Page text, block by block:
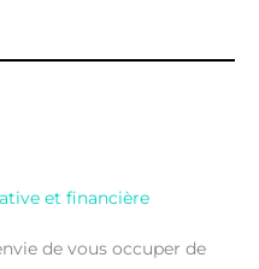
et financière
de vous occuper de